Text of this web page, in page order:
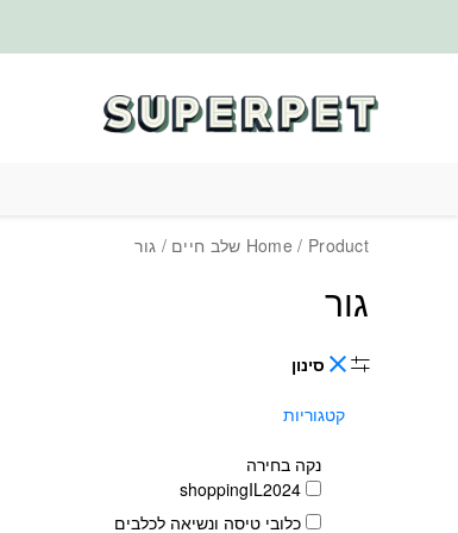
Home / Product שלב חיים / גור
גור
סינון
קטגוריות
נקה בחירה
shoppingIL2024
כלובי טיסה ונשיאה לכלבים